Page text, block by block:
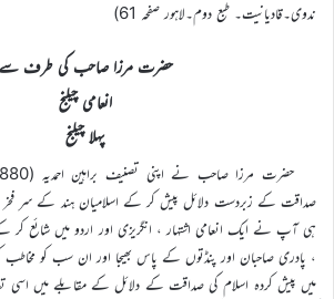
ندوی۔قادیانیت۔ طبع دوم۔لاہور صفحہ 61)
حضرت مرزا صاحب کی طرف سے
انعامی چیلنج
پہلا چیلنج
صداقت کے زبردست دلائل پیش کر کے اسلامیان ہند کے سر فخر
ہی آپ نے ایک انعامی اشتہار ، انگریزی اور اردو میں شائع کر
، پادری صاحبان اور پنڈتوں کے پاس بھیجا اور ان سب کو
میں پیش کردہ اسلام کی صداقت کے دلائل کے مقابلے میں اسی